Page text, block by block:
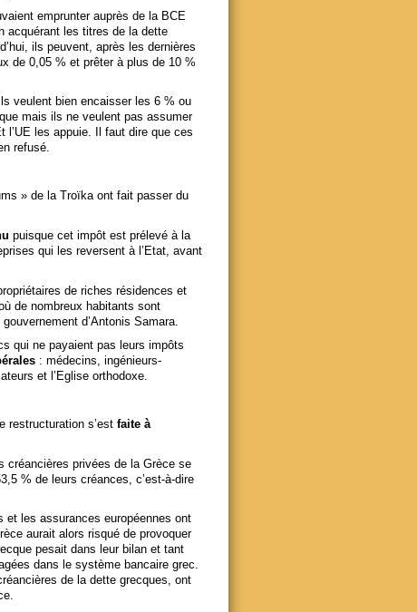
emprunter auprès de la BCE
acquérant les titres de la dette
ils peuvent, après les dernières
de 0,05 % et prêter à plus de 10 %
veulent bien encaisser les 6 % ou
mais ils ne veulent pas assumer
l’UE les appuie. Il faut dire que ces
refusé.
» de la Troïka ont fait passer du
puisque cet impôt est prélevé à la
qui les reversent à l’Etat, avant
de riches résidences et
de nombreux habitants sont
d’Antonis Samara.
qui ne payaient pas leurs impôts
: médecins, ingénieurs-
et l’Eglise orthodoxe.
restructuration s’est faite à
créancières privées de la Grèce se
% de leurs créances, c’est-à-dire
et les assurances européennes ont
aurait alors risqué de provoquer
pesait dans leur bilan et tant
dans le système bancaire grec.
de la dette grecques, ont